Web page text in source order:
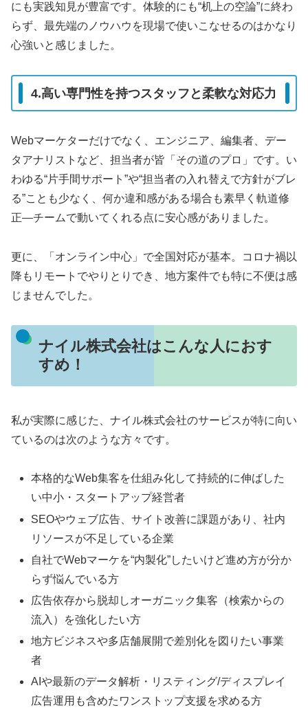
にも実践知見が豊富です。体験的にも“机上の空論”に終わ
らず、最先端のノウハウを現場で使いこなせるのはかなり
心強いと感じました。
4.高い専門性を持つスタッフと柔軟な対応力
Webマーケターだけでなく、エンジニア、編集者、デー
タアナリストなど、担当者が皆「その道のプロ」です。い
わゆる“片手間サポート”や“担当者の入れ替えで方針がブレ
る”ことも少なく、何か違和感がある場合も素早く軌道修
正―チームで動いてくれる点に安心感がありました。
更に、「オンライン中心」で全国対応が基本。コロナ禍以
降もリモートでやりとりでき、地方案件でも特に不便は感
じませんでした。
ナイル株式会社はこんな人におす
すめ！
私が実際に感じた、ナイル株式会社のサービスが特に向い
ているのは次のような方々です。
本格的なWeb集客を仕組み化して持続的に伸ばした
い中小・スタートアップ経営者
SEOやウェブ広告、サイト改善に課題があり、社内
リソースが不足している企業
自社でWebマーケを“内製化”したいけど進め方が分か
らず悩んでいる方
広告依存から脱却しオーガニック集客（検索からの
流入）を強化したい方
地方ビジネスや多店舗展開で差別化を図りたい事業
者
AIや最新のデータ解析・リスティング/ディスプレイ
広告運用も含めたワンストップ支援を求める方